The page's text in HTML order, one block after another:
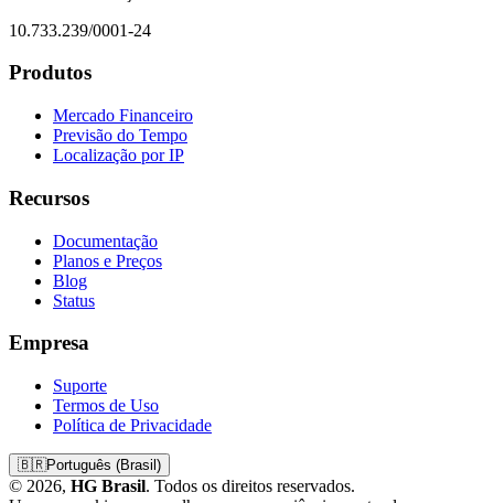
10.733.239/0001-24
Produtos
Mercado Financeiro
Previsão do Tempo
Localização por IP
Recursos
Documentação
Planos e Preços
Blog
Status
Empresa
Suporte
Termos de Uso
Política de Privacidade
🇧🇷Português (Brasil)
© 2026, HG Brasil. Todos os direitos reservados.